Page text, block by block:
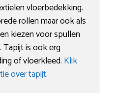
vloerbedekking.
rollen maar ook als
kiezen voor spullen
Tapijt is ook erg
of vloerkleed. Klik
over tapijt.